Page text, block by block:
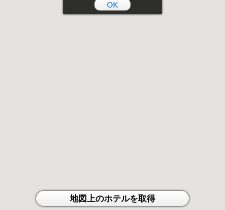
OK
地図上のホテルを取得